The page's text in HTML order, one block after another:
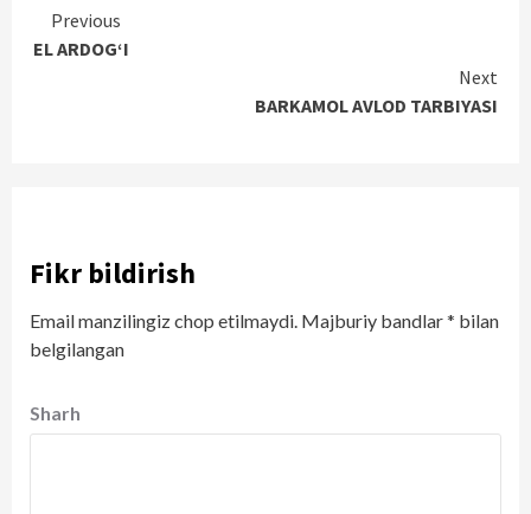
Continue
Reading
Previous
EL ARDOG‘I
Next
BARKAMOL AVLOD TARBIYASI
Fikr bildirish
Email manzilingiz chop etilmaydi. Majburiy bandlar* bilan
belgilangan
Sharh